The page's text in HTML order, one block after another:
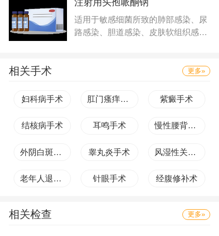
注射用头孢哌酮钠
适用于敏感细菌所致的肺部感染、尿
路感染、胆道感染、皮肤软组织感
相关手术 更多»
妇科病手术 肛门瘙痒手术 紫癜手术
结核病手术 耳鸣手术 慢性腰背痛手术
外阴白斑手术 睾丸炎手术 风湿性关节炎手术
老年人退行性骨关节病手术 针眼手术 经腹修补术
相关检查 更多»